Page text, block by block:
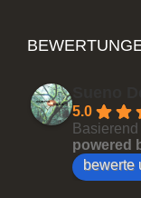
5.0
powered
bewerte